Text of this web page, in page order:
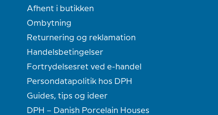
Afhent i butikken
Ombytning
Returnering og reklamation
Handelsbetingelser
Fortrydelsesret ved e-handel
Persondatapolitik hos DPH
Guides, tips og ideer
DPH – Danish Porcelain Houses